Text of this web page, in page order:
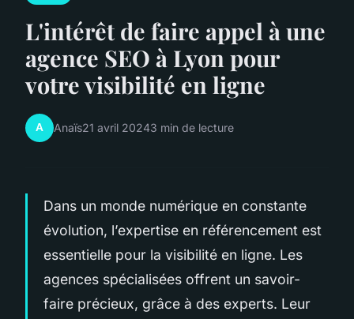
L'intérêt de faire appel à une
agence SEO à Lyon pour
votre visibilité en ligne
A Anaïs21 avril 20243 min de lecture
Dans un monde numérique en constante
évolution, l’expertise en référencement est
essentielle pour la visibilité en ligne. Les
agences spécialisées offrent un savoir-
faire précieux, grâce à des experts. Leur